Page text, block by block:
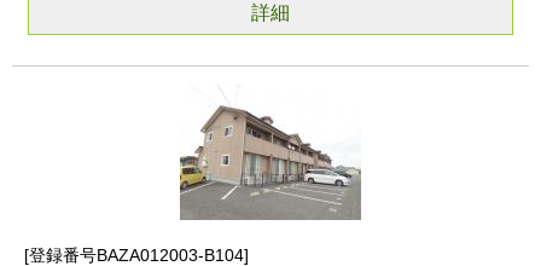
詳細
登録番号BAZA012003-B104